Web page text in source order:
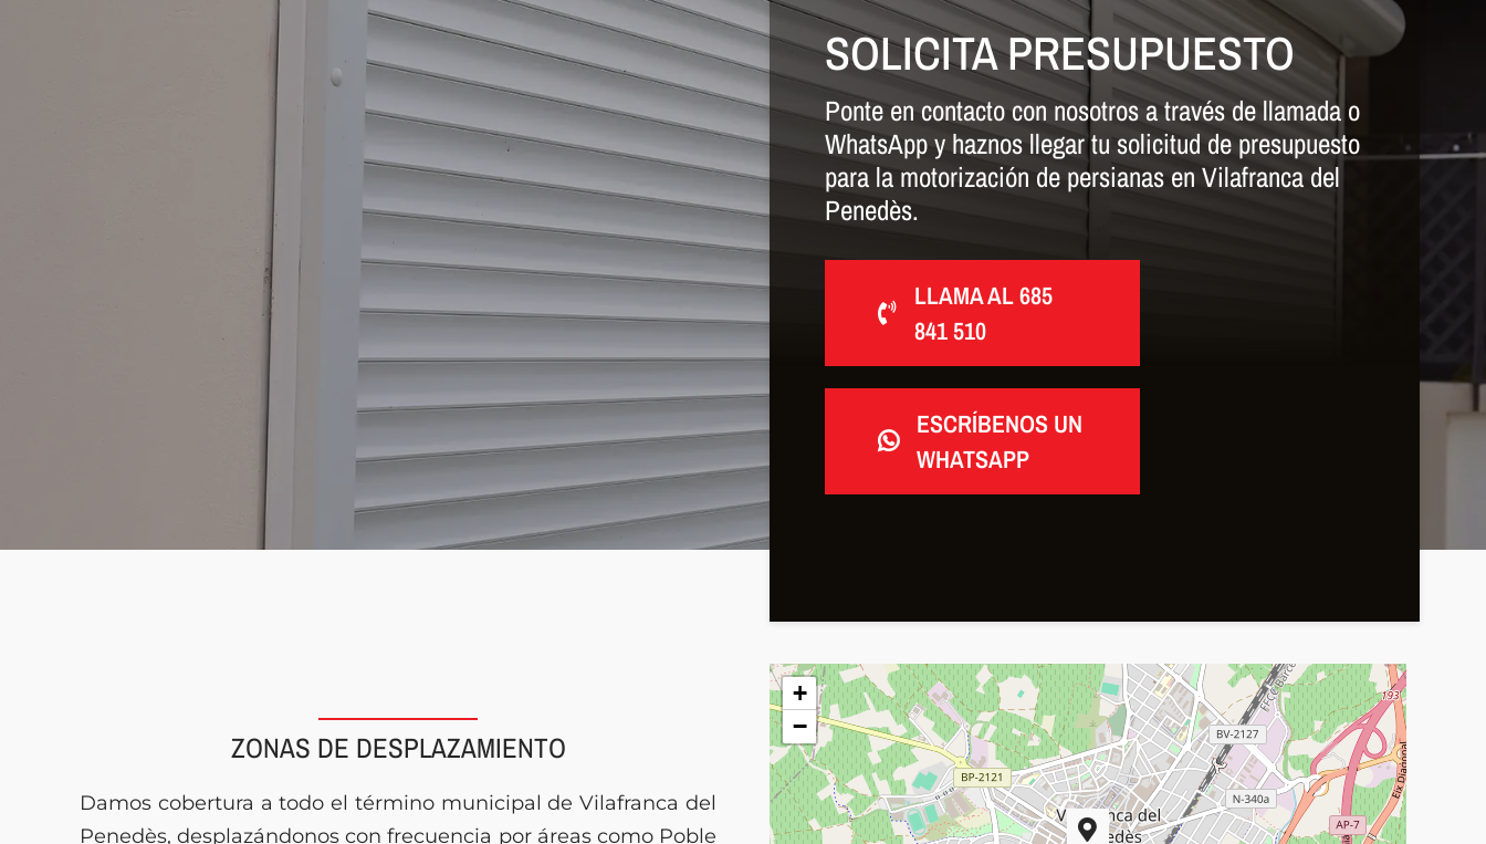
SOLICITA PRESUPUESTO
Ponte en contacto con nosotros a través de llamada o
WhatsApp y haznos llegar tu solicitud de presupuesto
para la motorización de persianas en Vilafranca del
Penedès.
LLAMA AL 685
841 510
ESCRÍBENOS UN
WHATSAPP
ZONAS DE DESPLAZAMIENTO
Damos cobertura a todo el término municipal de Vilafranca del
Penedès, desplazándonos con frecuencia por áreas como Poble
+
−